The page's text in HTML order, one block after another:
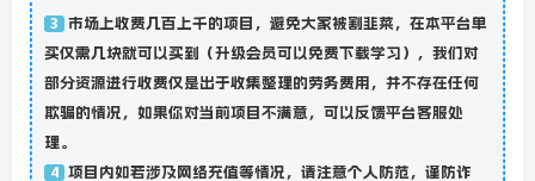
3 市场上收费几百上千的项目，避免大家被割韭菜，在本平台单
买仅需几块就可以买到（升级会员可以免费下载学习），我们对
部分资源进行收费仅是出于收集整理的劳务费用，并不存在任何
欺骗的情况，如果你对当前项目不满意，可以反馈平台客服处
理。
4 项目内如若涉及网络充值等情况，请注意个人防范，谨防诈